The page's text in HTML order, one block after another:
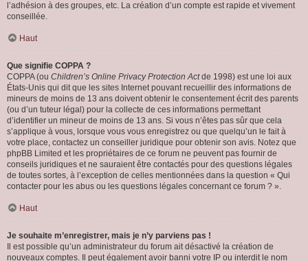
l’adhésion à des groupes, etc. La création d’un compte est rapide et vivement
conseillée.
Haut
Que signifie COPPA ?
COPPA (ou Children’s Online Privacy Protection Actde 1998) est une loi aux
États-Unis qui dit que les sites Internet pouvant recueillir des informations de
mineurs de moins de 13 ans doivent obtenir le consentement écrit des parents
(ou d’un tuteur légal) pour la collecte de ces informations permettant
d’identifier un mineur de moins de 13 ans. Si vous n’êtes pas sûr que cela
s’applique à vous, lorsque vous vous enregistrez ou que quelqu’un le fait à
votre place, contactez un conseiller juridique pour obtenir son avis. Notez que
phpBB Limited et les propriétaires de ce forum ne peuvent pas fournir de
conseils juridiques et ne sauraient être contactés pour des questions légales
de toutes sortes, à l’exception de celles mentionnées dans la question « Qui
contacter pour les abus ou les questions légales concernant ce forum ? ».
Haut
Je souhaite m’enregistrer, mais je n’y parviens pas !
Il est possible qu’un administrateur du forum ait désactivé la création de
nouveaux comptes. Il peut également avoir banni votre IP ou interdit le nom